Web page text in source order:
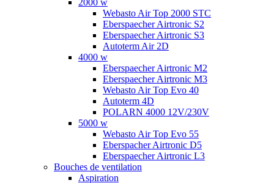
2000 w
Webasto Air Top 2000 STC
Eberspaecher Airtronic S2
Eberspaecher Airtronic S3
Autoterm Air 2D
4000 w
Eberspaecher Airtronic M2
Eberspaecher Airtronic M3
Webasto Air Top Evo 40
Autoterm 4D
POLARN 4000 12V/230V
5000 w
Webasto Air Top Evo 55
Eberspacher Airtronic D5
Eberspaecher Airtronic L3
Bouches de ventilation
Aspiration